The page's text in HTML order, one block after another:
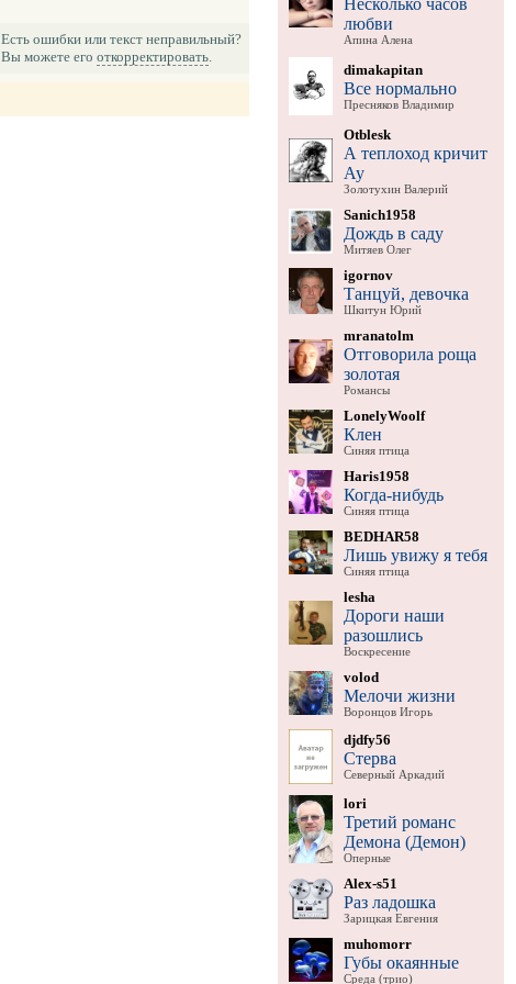
Есть ошибки или текст неправильный?
Вы можете его откорректировать.
любви
Апина Алена
dimakapitan
Все нормально
Пресняков Владимир
Otblesk
А теплоход кричит
Ау
Золотухин Валерий
Sanich1958
Дождь в саду
Митяев Олег
igornov
Танцуй, девочка
Шкитун Юрий
mranatolm
Отговорила роща
золотая
Романсы
LonelyWoolf
Клен
Синяя птица
Haris1958
Когда-нибудь
Синяя птица
BEDHAR58
Лишь увижу я тебя
Синяя птица
lesha
Дороги наши
разошлись
Воскресение
volod
Мелочи жизни
Воронцов Игорь
djdfy56
Стерва
Северный Аркадий
lori
Третий романс
Демона (Демон)
Оперные
Alex-s51
Раз ладошка
Зарицкая Евгения
muhomorr
Губы окаянные
Среда (трио)